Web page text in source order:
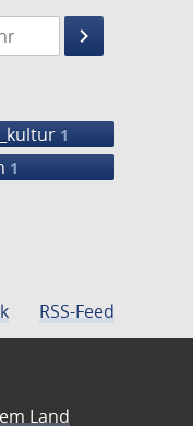
1475
keyboard_arrow_right
Suche
1
1
RSS-Feed
Land